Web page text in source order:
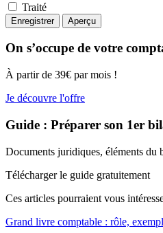
Traité
On s’occupe de votre
À partir de 39€ par mois !
Je découvre l'offre
Guide : Préparer son 1er
Documents juridiques, éléments du
Télécharger le guide gratuitement
Ces articles pourraient vous
Grand livre comptable : rôle,